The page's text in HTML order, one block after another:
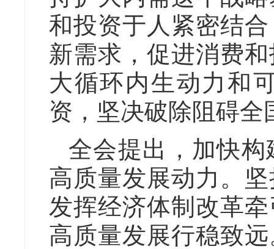
和投资于人紧密结
新需求，促进消费
大循环内生动力和
资，坚决破除阻碍
全会提出，加快
高质量发展动力。
发挥经济体制改革
高质量发展行稳致